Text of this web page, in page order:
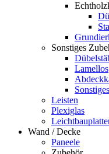
Sonstiges
Lamellos
Sonstiges
Leisten
Plexiglas
Wand / Decke
Paneele